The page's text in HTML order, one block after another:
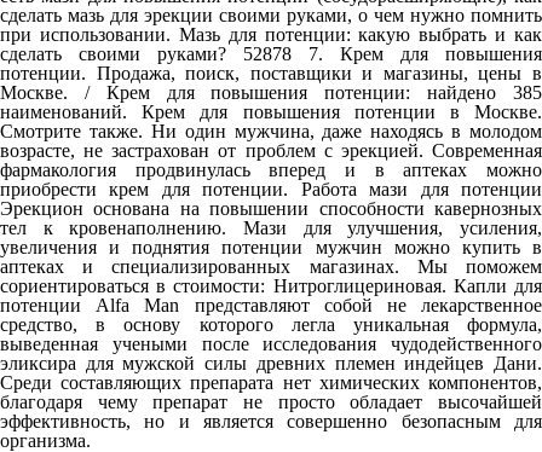
сделать мазь для эрекции своими руками, о чем нужно помнить
при использовании. Мазь для потенции: какую выбрать и как
сделать своими руками? 52878 7. Крем для повышения
потенции. Продажа, поиск, поставщики и магазины, цены в
Москве. / Крем для повышения потенции: найдено 385
наименований. Крем для повышения потенции в Москве.
Смотрите также. Ни один мужчина, даже находясь в молодом
возрасте, не застрахован от проблем с эрекцией. Современная
фармакология продвинулась вперед и в аптеках можно
приобрести крем для потенции. Работа мази для потенции
Эрекцион основана на повышении способности кавернозных
тел к кровенаполнению. Мази для улучшения, усиления,
увеличения и поднятия потенции мужчин можно купить в
аптеках и специализированных магазинах. Мы поможем
сориентироваться в стоимости: Нитроглицериновая. Капли для
потенции Alfa Man представляют собой не лекарственное
средство, в основу которого легла уникальная формула,
выведенная учеными после исследования чудодейственного
эликсира для мужской силы древних племен индейцев Дани.
Среди составляющих препарата нет химических компонентов,
благодаря чему препарат не просто обладает высочайшей
эффективность, но и является совершенно безопасным для
организма.